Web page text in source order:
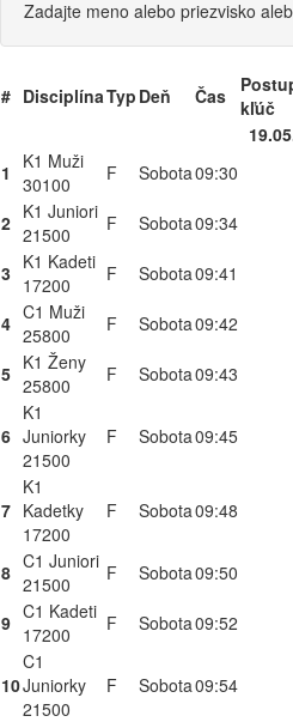
Zadajte meno alebo priezvisko
# DisciplínaTyp Deň Čas kľúč
1
K1 Muži
30100
F Sobota09:30
2 K1 Juniori
21500
F Sobota09:34
3 K1 Kadeti
17200
F Sobota09:41
4 C1 Muži
25800
F Sobota09:42
5 K1 Ženy
25800
F Sobota09:43
6
K1
Juniorky
21500
F Sobota09:45
7
K1
Kadetky
17200
F Sobota09:48
8 C1 Juniori
21500
F Sobota09:50
9 C1 Kadeti
17200
F Sobota09:52
10
C1
Juniorky
21500
F Sobota09:54